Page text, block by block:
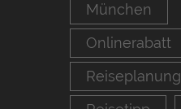
München
Onlinerabatt
Reiseplanung